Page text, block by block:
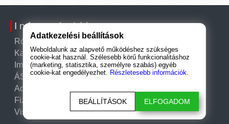
Információk
Rólunk
Kapcsolat
Impresszum
ÁSZF
Adatkezelési tájékoztató
Fizetési és szállítási információk
Visszatérítési szabályzat
Adatkezelési beállítások
Weboldalunk az alapvető működéshez szükséges
cookie-kat használ. Szélesebb körű funkcionalitáshoz
(marketing, statisztika, személyre szabás) egyéb
cookie-kat engedélyezhet. Részletesebb információk.
BEÁLLÍTÁSOK ELFOGADOM